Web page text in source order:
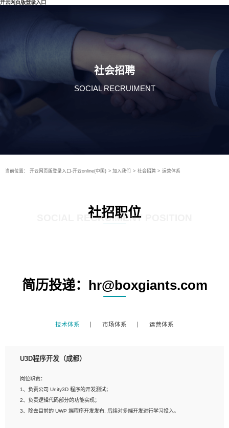
开云网页版登录入口
社会招聘
SOCIAL RECRUIMENT
当前位置： 开云网页版登录入口-开云online(中国) > 加入我们 > 社会招聘 > 运营体系
社招职位
SOCIAL RECRUIMENT POSITION
简历投递：hr@boxgiants.com
技术体系 市场体系 运营体系
U3D程序开发（成都）
岗位职责：
1、负责公司 Unity3D 程序的开发测试；
2、负责逻辑代码部分的功能实现；
3、除去目前的 UWP 端程序开发发布, 后续对多端开发进行学习投入。